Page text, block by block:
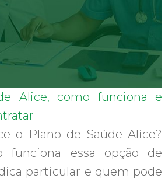
Alice, como funciona e
o Plano de Saúde Alice?
funciona essa opção de
particular e quem pode